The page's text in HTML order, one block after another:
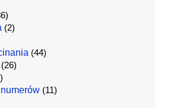
(2)
(44)
(26)
(11)